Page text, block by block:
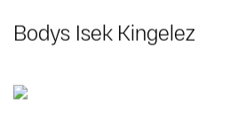
Bodys Isek Kingelez